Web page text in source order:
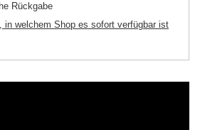
Rückgabe
in welchem Shop es sofort verfügbar ist